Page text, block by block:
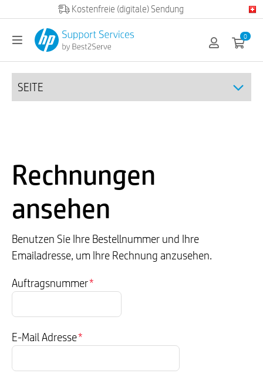
Kostenfreie (digitale) Sendung
0
SEITE
Rechnungen
ansehen
Benutzen Sie Ihre Bestellnummer und Ihre
Emailadresse, um Ihre Rechnung anzusehen.
Auftragsnummer*
E-Mail Adresse*